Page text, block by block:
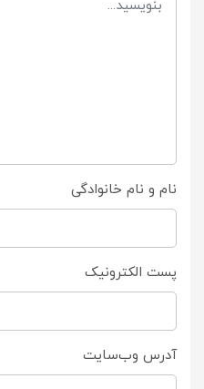
نام و نام خانوادگی
پست الکترونیک
آدرس وب‌سایت